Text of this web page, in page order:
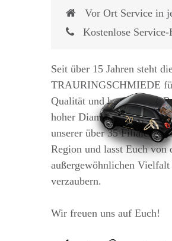
Vor Ort Service in
Kostenlose
Seit über 15 Jahren steht
TRAURINGSCHMIEDE
Qualität und hochwertige
hoher Diamantkompetenz.
unserer über 35 Filialen in
Region und lasst Euch von
außergewöhnlichen Vielfalt
verzaubern.
Wir freuen uns auf Euch!